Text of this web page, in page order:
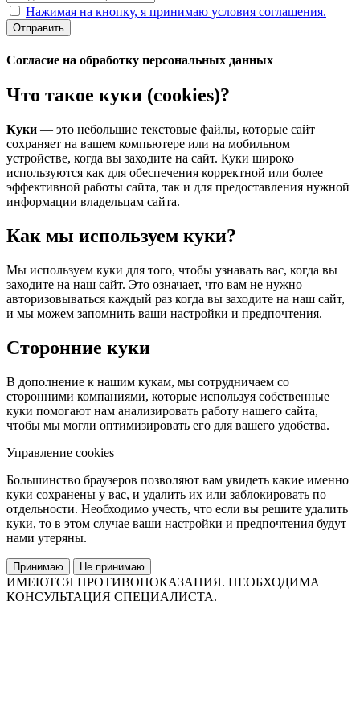
Нажимая на кнопку, я принимаю условия соглашения.
Отправить
Согласие на обработку персональных данных
Что такое куки (cookies)?
Куки — это небольшие текстовые файлы, которые сайт
сохраняет на вашем компьютере или на мобильном
устройстве, когда вы заходите на сайт. Куки широко
используются как для обеспечения корректной или более
эффективной работы сайта, так и для предоставления нужной
информации владельцам сайта.
Как мы используем куки?
Мы используем куки для того, чтобы узнавать вас, когда вы
заходите на наш сайт. Это означает, что вам не нужно
авторизовываться каждый раз когда вы заходите на наш сайт,
и мы можем запомнить ваши настройки и предпочтения.
Сторонние куки
В дополнение к нашим кукам, мы сотрудничаем со
сторонними компаниями, которые используя собственные
куки помогают нам анализировать работу нашего сайта,
чтобы мы могли оптимизировать его для вашего удобства.
Управление cookies
Большинство браузеров позволяют вам увидеть какие именно
куки сохранены у вас, и удалить их или заблокировать по
отдельности. Необходимо учесть, что если вы решите удалить
куки, то в этом случае ваши настройки и предпочтения будут
нами утеряны.
Принимаю Не принимаю
ИМЕЮТСЯ ПРОТИВОПОКАЗАНИЯ. НЕОБХОДИМА
КОНСУЛЬТАЦИЯ СПЕЦИАЛИСТА.